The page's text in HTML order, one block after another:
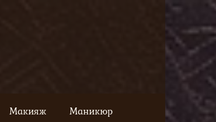
Макияж Маникюр